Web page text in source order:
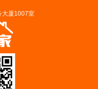
大厦1007室